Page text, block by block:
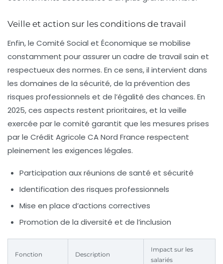
Veille et action sur les conditions de travail
Enfin, le Comité Social et Économique se mobilise
constamment pour assurer un cadre de travail sain et
respectueux des normes. En ce sens, il intervient dans
les domaines de la sécurité, de la prévention des
risques professionnels et de l’égalité des chances. En
2025, ces aspects restent prioritaires, et la veille
exercée par le comité garantit que les mesures prises
par le Crédit Agricole CA Nord France respectent
pleinement les exigences légales.
Participation aux réunions de santé et sécurité
Identification des risques professionnels
Mise en place d’actions correctives
Promotion de la diversité et de l’inclusion
Fonction Description
Impact sur les
salariés